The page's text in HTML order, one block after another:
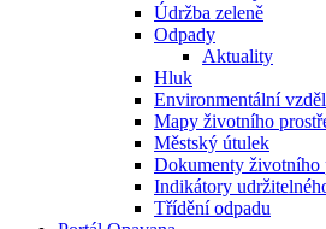
Údržba zeleně
Odpady
Aktuality
Hluk
Environmentální
Mapy životního
Městský útulek
Dokumenty životního
Indikátory
Třídění odpadu